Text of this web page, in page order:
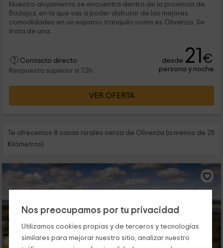
Nos preocupamos por tu privacidad
Utilizamos cookies propias y de terceros y tecnologías
similares para mejorar nuestro sitio, analizar nuestro
Nuestro alojamiento se encuentra dentro de la provincia de
Badajoz, en la que vas a poder disfrutar de las mejores
comodidades en un espacio tranquilo como es Olivenza. Se
trata de una...
Contacto directo
Respuesta superior a 72h
desde 21€
persona y noche
VER OFERTA
Te ofrecemos 8 casas rurales cerca de Olivenza (a menos de 25
Kilómetros)